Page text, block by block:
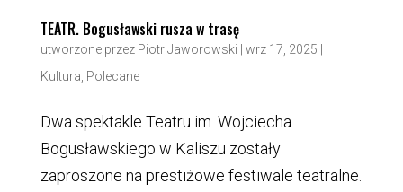
TEATR. Bogusławski rusza w trasę
utworzone przez Piotr Jaworowski wrz 17, 2025
Kultura Polecane
Dwa spektakle Teatru im. Wojciecha
Bogusławskiego w Kaliszu zostały
zaproszone na prestiżowe festiwale teatralne.